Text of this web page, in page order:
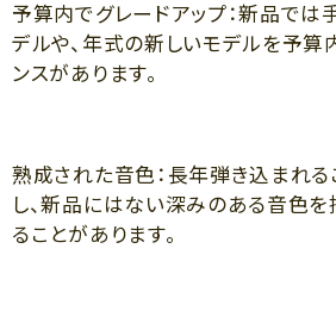
予算内でグレードアップ：新品では
デルや、年式の新しいモデルを予算
ンスがあります。
熟成された音色：長年弾き込まれる
し、新品にはない深みのある音色を
ることがあります。